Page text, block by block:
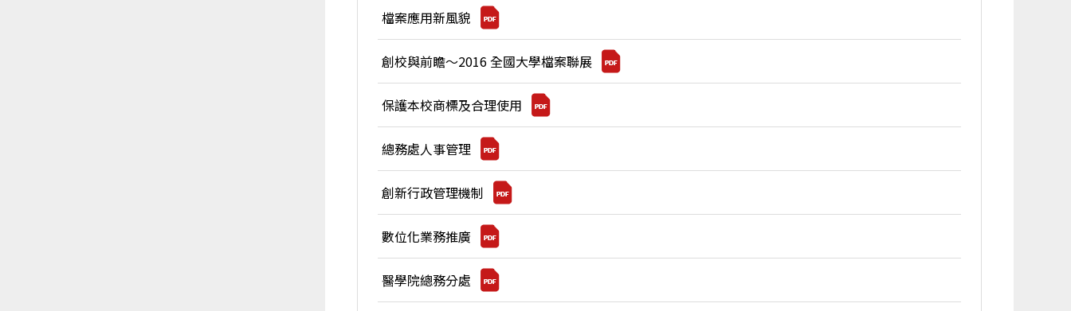
檔案應用新風貌
創校與前瞻～2016 全國大學檔案聯展
保護本校商標及合理使用
總務處人事管理
創新行政管理機制
數位化業務推廣
醫學院總務分處